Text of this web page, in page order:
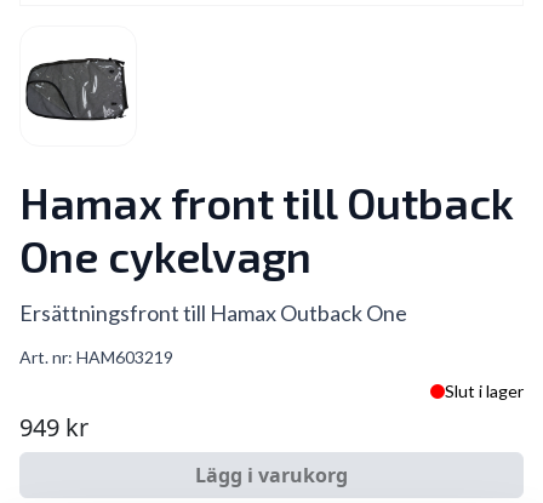
Hamax front till Outback
One cykelvagn
Ersättningsfront till Hamax Outback One
Art. nr: HAM603219
Slut i lager
949 kr
Lägg i varukorg